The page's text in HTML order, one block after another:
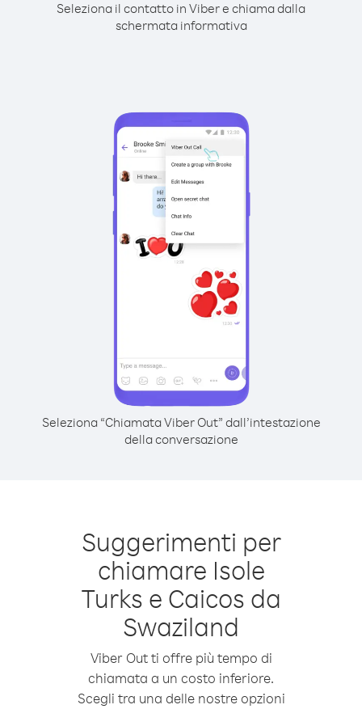
Seleziona il contatto in Viber e chiama dalla
schermata informativa
Seleziona “Chiamata Viber Out” dall’intestazione
della conversazione
Suggerimenti per
chiamare Isole
Turks e Caicos da
Swaziland
Viber Out ti offre più tempo di
chiamata a un costo inferiore.
Scegli tra una delle nostre opzioni